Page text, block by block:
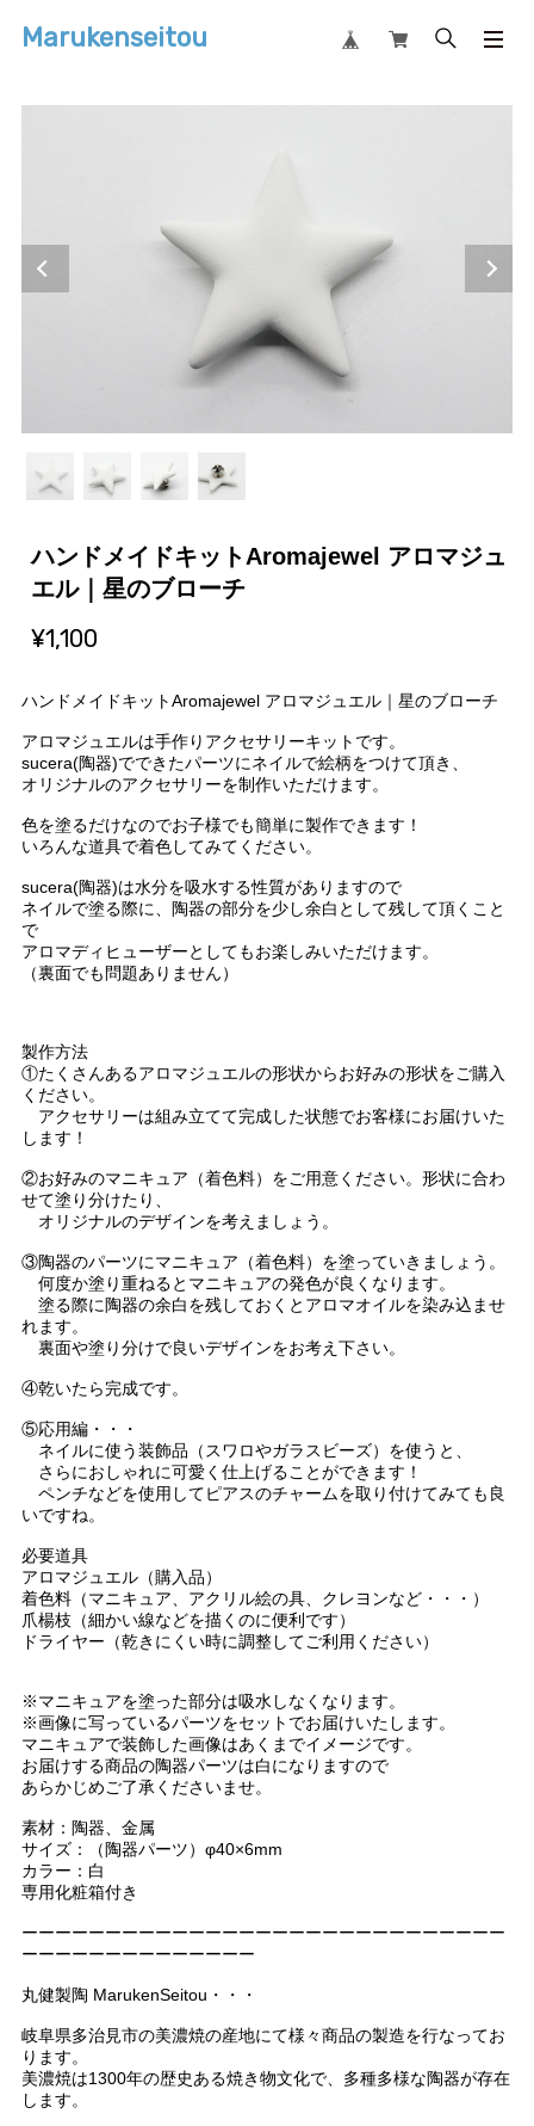
Marukenseitou
ハンドメイドキットAromajewel アロマジュ
エル｜星のブローチ
¥1,100
ハンドメイドキットAromajewel アロマジュエル｜星のブローチ
アロマジュエルは手作りアクセサリーキットです。
sucera(陶器)でできたパーツにネイルで絵柄をつけて頂き、
オリジナルのアクセサリーを制作いただけます。
色を塗るだけなのでお子様でも簡単に製作できます！
いろんな道具で着色してみてください。
sucera(陶器)は水分を吸水する性質がありますので
ネイルで塗る際に、陶器の部分を少し余白として残して頂くこと
で
アロマディヒューザーとしてもお楽しみいただけます。
（裏面でも問題ありません）
製作方法
①たくさんあるアロマジュエルの形状からお好みの形状をご購入
ください。
アクセサリーは組み立てて完成した状態でお客様にお届けいた
します！
②お好みのマニキュア（着色料）をご用意ください。形状に合わ
せて塗り分けたり、
オリジナルのデザインを考えましょう。
③陶器のパーツにマニキュア（着色料）を塗っていきましょう。
何度か塗り重ねるとマニキュアの発色が良くなります。
塗る際に陶器の余白を残しておくとアロマオイルを染み込ませ
れます。
裏面や塗り分けで良いデザインをお考え下さい。
④乾いたら完成です。
⑤応用編・・・
ネイルに使う装飾品（スワロやガラスビーズ）を使うと、
さらにおしゃれに可愛く仕上げることができます！
ペンチなどを使用してピアスのチャームを取り付けてみても良
いですね。
必要道具
アロマジュエル（購入品）
着色料（マニキュア、アクリル絵の具、クレヨンなど・・・）
爪楊枝（細かい線などを描くのに便利です）
ドライヤー（乾きにくい時に調整してご利用ください）
※マニキュアを塗った部分は吸水しなくなります。
※画像に写っているパーツをセットでお届けいたします。
マニキュアで装飾した画像はあくまでイメージです。
お届けする商品の陶器パーツは白になりますので
あらかじめご了承くださいませ。
素材：陶器、金属
サイズ：（陶器パーツ）φ40×6mm
カラー：白
専用化粧箱付き
ーーーーーーーーーーーーーーーーーーーーーーーーーーーーー
ーーーーーーーーーーーーーー
丸健製陶 MarukenSeitou・・・
岐阜県多治見市の美濃焼の産地にて様々商品の製造を行なってお
ります。
美濃焼は1300年の歴史ある焼き物文化で、多種多様な陶器が存在
します。